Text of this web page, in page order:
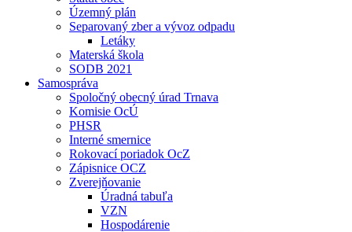
Územný plán
Separovaný zber a vývoz odpadu
Letáky
Materská škola
SODB 2021
Samospráva
Spoločný obecný úrad Trnava
Komisie OcÚ
PHSR
Interné smernice
Rokovací poriadok OcZ
Zápisnice OCZ
Zverejňovanie
Úradná tabuľa
VZN
Hospodárenie